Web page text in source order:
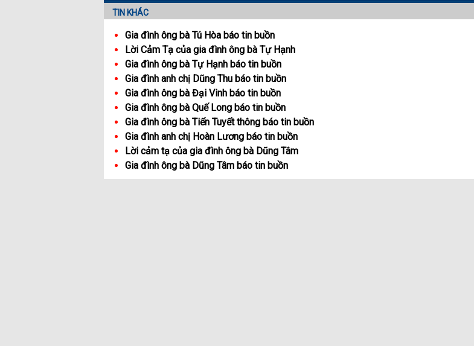
TIN KHÁC
Gia đình ông bà Tú Hòa báo tin buồn
Lời Cảm Tạ của gia đình ông bà Tự Hạnh
Gia đình ông bà Tự Hạnh báo tin buồn
Gia đình anh chị Dũng Thu báo tin buồn
Gia đình ông bà Đại Vinh báo tin buồn
Gia đình ông bà Quế Long báo tin buồn
Gia đình ông bà Tiến Tuyết thông báo tin buồn
Gia đình anh chị Hoàn Lương báo tin buồn
Lời cảm tạ của gia đình ông bà Dũng Tâm
Gia đình ông bà Dũng Tâm báo tin buồn